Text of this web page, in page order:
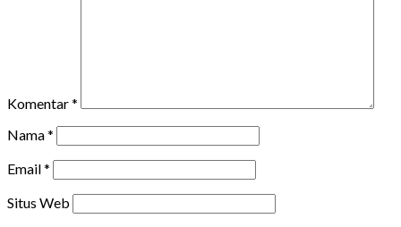
Komentar*
Nama*
Email*
Situs Web